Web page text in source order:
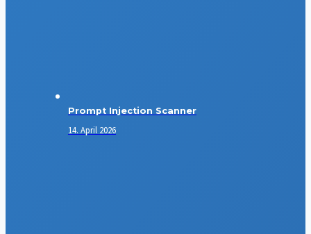
Prompt Injection Scanner
14. April 2026